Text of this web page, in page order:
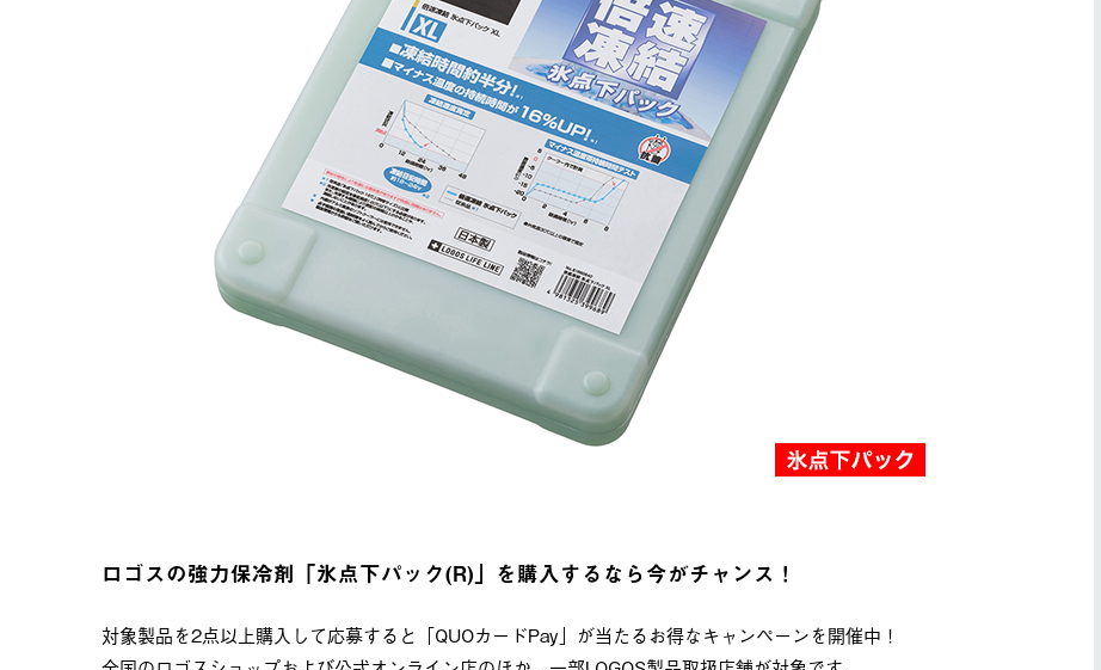
ロゴスの強力保冷剤「氷点下パック(R)」を購入するなら今がチャンス！
対象製品を2点以上購入して応募すると「QUOカードPay」が当たるお得なキャンペーンを開催中！